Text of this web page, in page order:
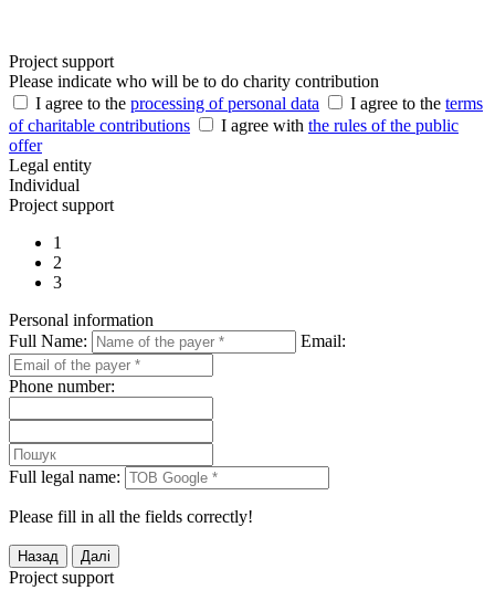
Project support
Please indicate who will be to do charity contribution
I agree to the processing of personal data I agree to the terms
of charitable contributions
I agree with the rules of the public
offer
Legal entity
Individual
Project support
1
2
3
Personal information
Full Name:
Email:
Phone number:
Full legal name:
Please fill in all the fields correctly!
Project support